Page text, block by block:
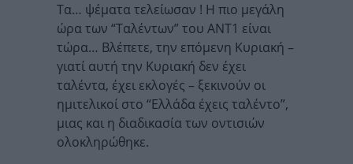
Τα… ψέματα τελείωσαν ! Η πιο μεγάλη
ώρα των “Ταλέντων” του ΑΝΤ1 είναι
τώρα… Βλέπετε, την επόμενη Κυριακή –
γιατί αυτή την Κυριακή δεν έχει
ταλέντα, έχει εκλογές – ξεκινούν οι
ημιτελικοί στο “Ελλάδα έχεις ταλέντο”,
μιας και η διαδικασία των οντισιών
ολοκληρώθηκε.